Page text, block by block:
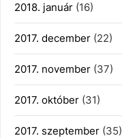
2018. január (16)
2017. december (22)
2017. november (37)
2017. október (31)
2017. szeptember (35)